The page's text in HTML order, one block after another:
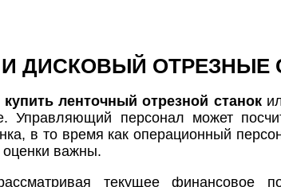
ДИСКОВЫЙ ОТРЕЗНЫЕ
купить ленточный отрезной станок
Управляющий персонал может
в то время как операционный
оценки важны.
текущее финансовое